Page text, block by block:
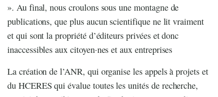
». Au final, nous croulons sous une montagne de
publications, que plus aucun scientifique ne lit vraiment
et qui sont la propriété d’éditeurs privées et donc
inaccessibles aux citoyen·nes et aux entreprises
La création de l’ANR, qui organise les appels à projets et
du HCERES qui évalue toutes les unités de recherche,